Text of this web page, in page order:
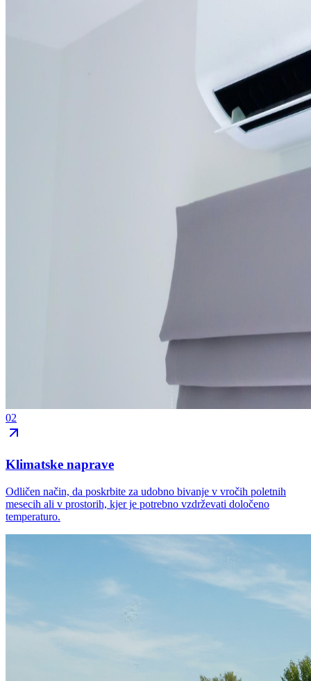
02
Klimatske naprave
Odličen način, da poskrbite za udobno bivanje v vročih poletnih
mesecih ali v prostorih, kjer je potrebno vzdrževati določeno
temperaturo.